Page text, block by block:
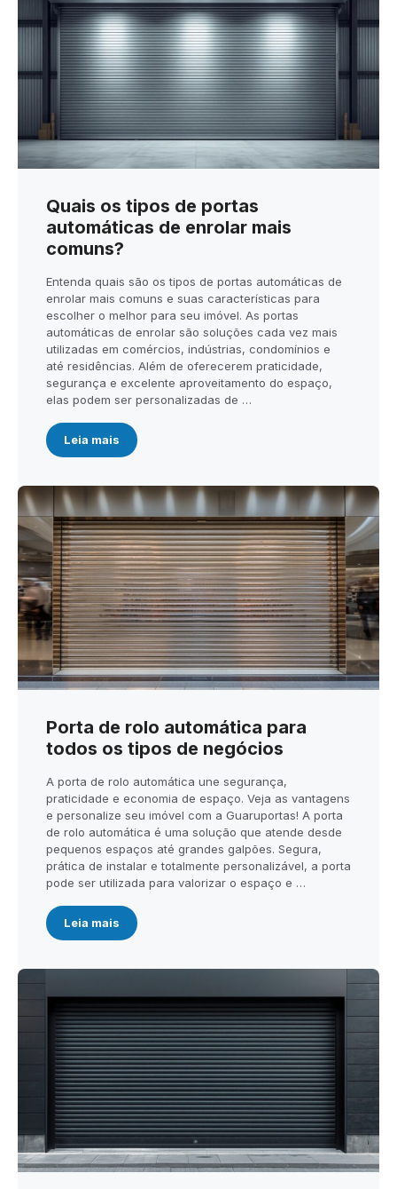
Quais os tipos de portas
automáticas de enrolar mais
comuns?
Entenda quais são os tipos de portas automáticas de
enrolar mais comuns e suas características para
escolher o melhor para seu imóvel. As portas
automáticas de enrolar são soluções cada vez mais
utilizadas em comércios, indústrias, condomínios e
até residências. Além de oferecerem praticidade,
segurança e excelente aproveitamento do espaço,
elas podem ser personalizadas de …
Leia mais
Porta de rolo automática para
todos os tipos de negócios
A porta de rolo automática une segurança,
praticidade e economia de espaço. Veja as vantagens
e personalize seu imóvel com a Guaruportas! A porta
de rolo automática é uma solução que atende desde
pequenos espaços até grandes galpões. Segura,
prática de instalar e totalmente personalizável, a porta
pode ser utilizada para valorizar o espaço e …
Leia mais